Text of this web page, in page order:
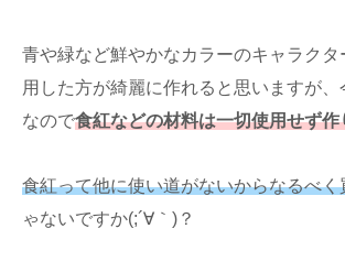
青や緑など鮮やかなカラーのキャラクタ
用した方が綺麗に作れると思いますが、
なので食紅などの材料は一切使用せず作
食紅って他に使い道がないからなるべく
ゃないですか(;´∀｀)？